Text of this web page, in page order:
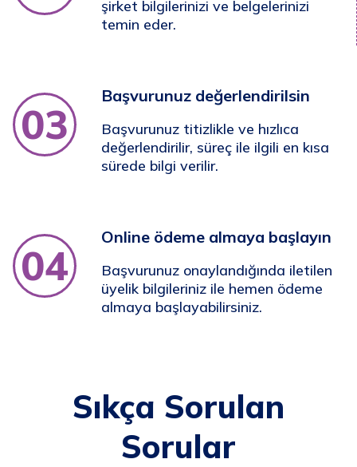
şirket bilgilerinizi ve belgelerinizi
temin eder.
03
Başvurunuz değerlendirilsin
Başvurunuz titizlikle ve hızlıca
değerlendirilir, süreç ile ilgili en kısa
sürede bilgi verilir.
04
Online ödeme almaya başlayın
Başvurunuz onaylandığında iletilen
üyelik bilgileriniz ile hemen ödeme
almaya başlayabilirsiniz.
Sıkça Sorulan
Sorular